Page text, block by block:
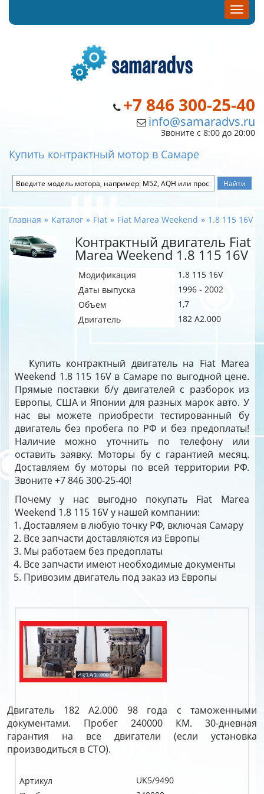
+7 846 300-25-40
info@samaradvs.ru
Звоните с 8:00 до 20:00
Купить контрактный мотор в Самаре
Главная Каталог Fiat Fiat Marea Weekend 1.8 115 16V
Контрактный двигатель Fiat
Marea Weekend 1.8 115 16V
Модификация
1.8 115 16V
Даты выпуска
1996 - 2002
Объем
1,7
Двигатель
182 A2.000
Купить контрактный двигатель на Fiat Marea
Weekend 1.8 115 16V в Самаре по выгодной цене.
Прямые поставки б/у двигателей с разборок из
Европы, США и Японии для разных марок авто. У
нас вы можете приобрести тестированный бу
двигатель без пробега по РФ и без предоплаты!
Наличие можно уточнить по телефону или
оставить заявку. Моторы бу с гарантией месяц.
Доставляем бу моторы по всей территории РФ.
Звоните +7 846 300-25-40!
Почему у нас выгодно покупать Fiat Marea
Weekend 1.8 115 16V у нашей компании:
Доставляем в любую точку РФ, включая Самару
Все запчасти доставляются из Европы
Мы работаем без предоплаты
Все запчасти имеют необходимые документы
Привозим двигатель под заказ из Европы
Двигатель 182 A2.000 98 года с таможенными
документами. Пробег 240000 КМ. 30-дневная
гарантия на все двигатели (если установка
производиться в СТО).
Артикул
UK5/9490